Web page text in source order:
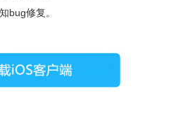
bug修复。